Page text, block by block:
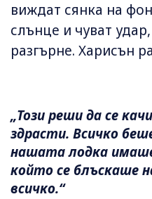
виждат сянка на
слънце и чуват
разгърне. Харисън
„Този ​​реши да се
здрасти. Всичко
нашата лодка
който се блъскаше
всичко.“